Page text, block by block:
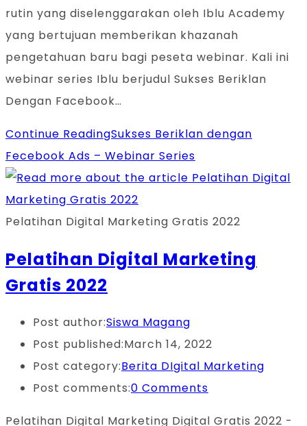
rutin yang diselenggarakan oleh Iblu Academy
yang bertujuan memberikan khazanah
pengetahuan baru bagi peseta webinar. Kali ini
webinar series Iblu berjudul Sukses Beriklan
Dengan Facebook…
Continue ReadingSukses Beriklan dengan
Fecebook Ads – Webinar Series
Pelatihan Digital Marketing Gratis 2022
Pelatihan Digital Marketing
Gratis 2022
Post author:Siswa Magang
Post published:March 14, 2022
Post category:Berita DIgital Marketing
Post comments:0 Comments
Pelatihan Digital Marketing Digital Gratis 2022 -